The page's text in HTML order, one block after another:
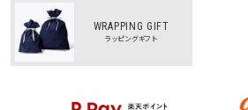
WRAPPING GIFT
ラッピングギフト